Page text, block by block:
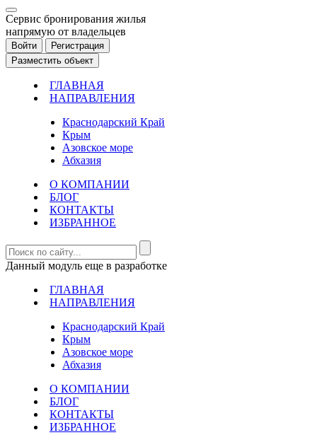
Cервис бронирования жилья
напрямую от владельцев
Войти
Регистрация
Разместить объект
ГЛАВНАЯ
НАПРАВЛЕНИЯ
Краснодарский Край
Крым
Азовское море
Абхазия
О КОМПАНИИ
БЛОГ
КОНТАКТЫ
ИЗБРАННОЕ
Данный модуль еще в разработке
ГЛАВНАЯ
НАПРАВЛЕНИЯ
Краснодарский Край
Крым
Азовское море
Абхазия
О КОМПАНИИ
БЛОГ
КОНТАКТЫ
ИЗБРАННОЕ